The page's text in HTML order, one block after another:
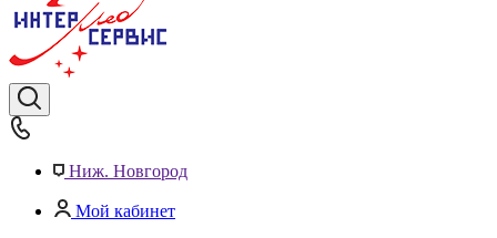
Ниж. Новгород
Мой кабинет